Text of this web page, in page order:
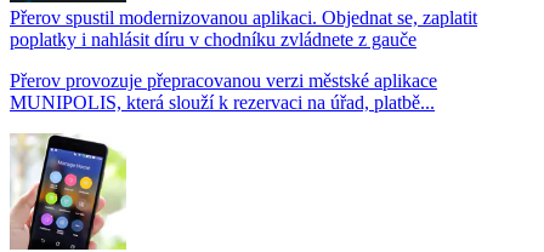
Přerov spustil modernizovanou aplikaci. Objednat se, zaplatit
poplatky i nahlásit díru v chodníku zvládnete z gauče
Přerov provozuje přepracovanou verzi městské aplikace
MUNIPOLIS, která slouží k rezervaci na úřad, platbě...